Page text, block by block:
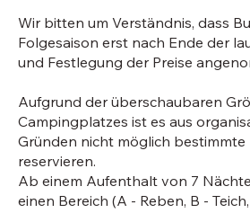
Wir bitten um Verständnis, dass
Folgesaison erst nach Ende der
und Festlegung der Preise
Aufgrund der überschaubaren
Campingplatzes ist es aus
Gründen nicht möglich bestimmte
reservieren.
Ab einem Aufenthalt von 7
einen Bereich (A - Reben, B -